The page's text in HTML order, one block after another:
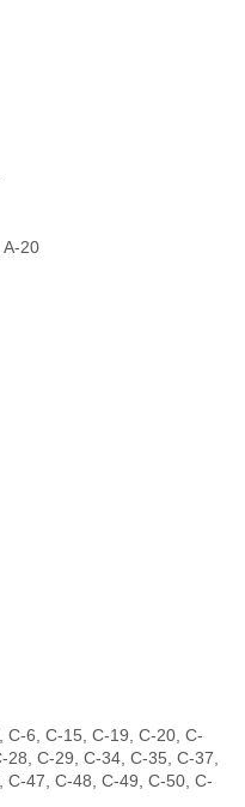
20
6, C-15, C-19, C-20, C-
C-29, C-34, C-35, C-37,
47, C-48, C-49, C-50, C-